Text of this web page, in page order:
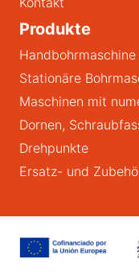
Produkte
Handbohrmaschine
Stationäre
Maschinen mit
Dornen,
Drehpunkte
Ersatz- und